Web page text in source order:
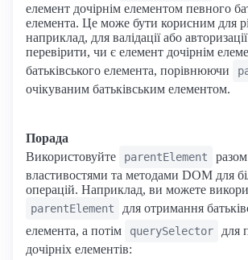
елемент дочірнім елементом певного
елемента. Це може бути корисним для
наприклад, для валідації або
перевірити, чи є елемент дочірнім
батьківського елемента, порівнюючи
очікуваним батьківським елементом.
Порада
Використовуйте
parentElement
властивостями та методами DOM для
операцій. Наприклад, ви можете
parentElement
для отримання
елемента, а потім
querySelector
для
дочірніх елементів: